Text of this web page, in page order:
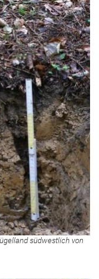
südwestlich von